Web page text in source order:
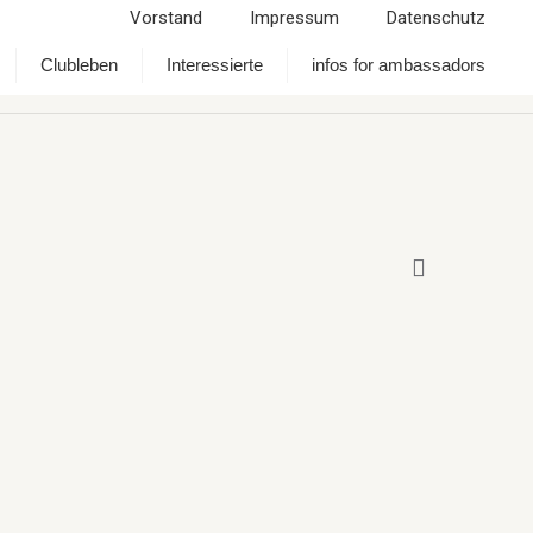
Vorstand Impressum Datenschutz
Clubleben Interessierte infos for ambassadors